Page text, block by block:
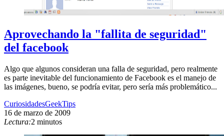
Aprovechando la "fallita de seguridad"
del facebook
Algo que algunos consideran una falla de seguridad, pero realmente
es parte inevitable del funcionamiento de Facebook es el manejo de
las imágenes, bueno, se podría evitar, pero sería más problemático...
CuriosidadesGeekTips
16 de marzo de 2009
Lectura:2 minutos